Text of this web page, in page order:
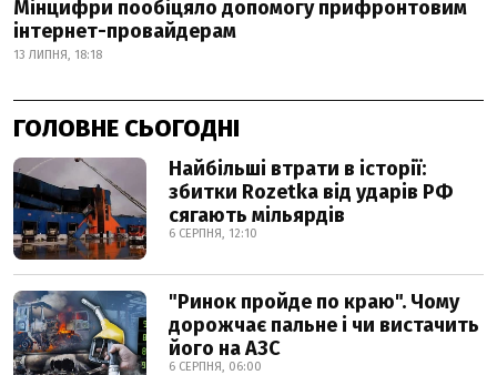
Мінцифри пообіцяло допомогу прифронтовим
інтернет-провайдерам
13 ЛИПНЯ, 18:18
ГОЛОВНЕ СЬОГОДНІ
Найбільші втрати в історії:
збитки Rozetka від ударів РФ
сягають мільярдів
6 СЕРПНЯ, 12:10
"Ринок пройде по краю". Чому
дорожчає пальне і чи вистачить
його на АЗС
6 СЕРПНЯ, 06:00